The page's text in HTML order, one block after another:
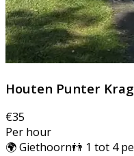
Houten Punter
€35
Per hour
🌍 Giethoorn👬 1 tot 4